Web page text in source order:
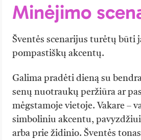
Minėjimo
Šventės scenarijus turėtų būti
pompastiškų akcentų.
Galima pradėti dieną su
senų nuotraukų peržiūra ar
mėgstamoje vietoje. Vakare –
simboliniu akcentu,
arba prie židinio. Šventės